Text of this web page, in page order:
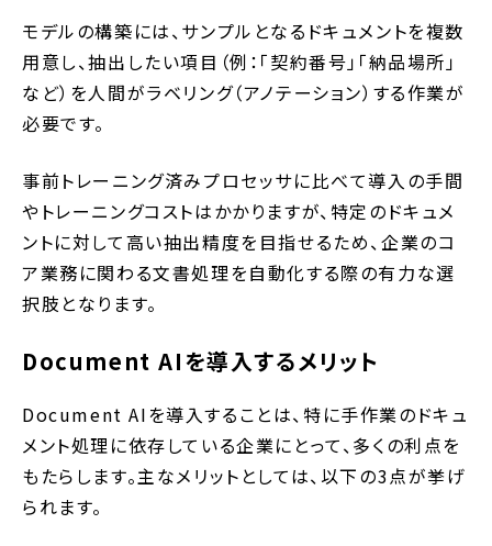
モデルの構築には、サンプルとなるドキュメントを複数
用意し、抽出したい項目（例：「契約番号」「納品場所」
など）を人間がラベリング（アノテーション）する作業が
必要です。
事前トレーニング済みプロセッサに比べて導入の手間
やトレーニングコストはかかりますが、特定のドキュメ
ントに対して高い抽出精度を目指せるため、企業のコ
ア業務に関わる文書処理を自動化する際の有力な選
択肢となります。
Document AIを導入するメリット
Document AIを導入することは、特に手作業のドキュ
メント処理に依存している企業にとって、多くの利点を
もたらします。主なメリットとしては、以下の3点が挙げ
られます。